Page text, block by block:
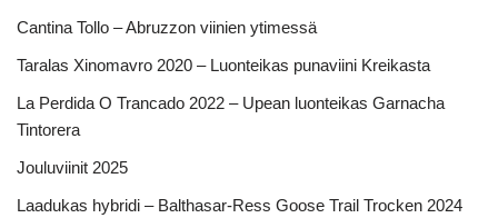
Cantina Tollo – Abruzzon viinien ytimessä
Taralas Xinomavro 2020 – Luonteikas punaviini Kreikasta
La Perdida O Trancado 2022 – Upean luonteikas Garnacha
Tintorera
Jouluviinit 2025
Laadukas hybridi – Balthasar-Ress Goose Trail Trocken 2024